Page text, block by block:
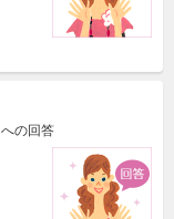
への回答